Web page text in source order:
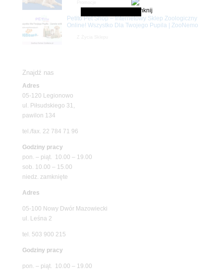
Petito Pet Shop – Internetowy Sklep Zoologiczny
Online! Wszystko Dla Twojego Pupila | ZooNemo
Znajdź nas
Adres
05-120 Legionowo
ul. Piłsudskiego 31,
pawilon 134
tel./fax. 22 784 71 96
Godziny pracy
pon. – piąt. 10.00 – 19.00
sob. 10.00 – 15.00
niedz. zamknięte
Adres
05-100 Nowy Dwór Mazowiecki
ul. Leśna 2
tel. 503 900 215
Godziny pracy
pon. – piąt. 10.00 – 19.00